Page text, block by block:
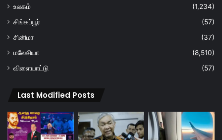
உலகம்
(1,234)
சிங்கப்பூர்
(57)
சினிமா
(37)
மலேசியா
(8,510)
விளையாட்டு
(57)
Last Modified Posts